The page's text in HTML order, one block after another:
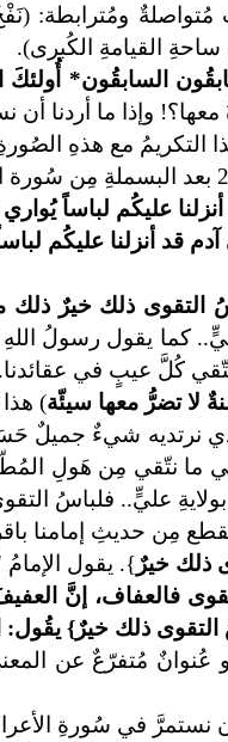
ومُترابطة: (نَفْخُ
ساحةِ القيامةِ الكُبرى).
السابقُون* أُولئكَ
معها؟! وإذا ما أردنا
التكريمُ مع هذهِ
أنزلنا عليكُم لباساً
آدم قد أنزلنا عليكُم
التقوى ذلك خيرٌ ذلك
عليٍّ.. كما يقول رسولُ
نتّقي كُلَّ عيبٍ في عقائدنا.
تضرُّ معها سيئّة)
نرتديه شيءٌ جميلٌ
ما نتّقي مِن هَولِ
بولايةِ عليٍّ.. فلباسُ
إمامنا باقر العلوم "عليه
ذلك خيرٌ }
. يقول
فالعفاف، إنَّ
التقوى ذلك خيرٌ} يقُول:
عُنوانٌ مُتفرّعٌ عن
نستمرَّ في سُورةِ